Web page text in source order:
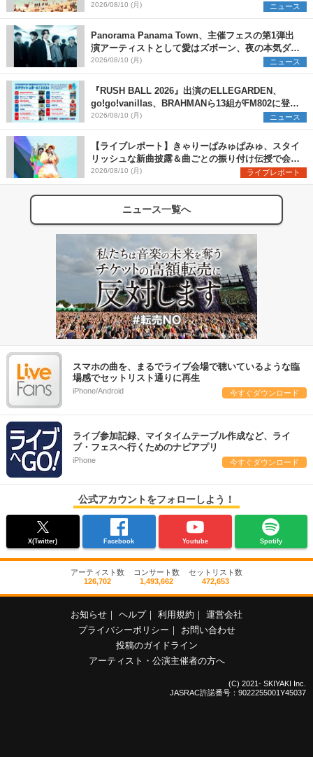
2026/08/10 (月) ニュース
Panorama Panama Town、主催フェスの第1弾出
演アーティストとして愛はズボーン、夜の本気ダン
スらを発表 「plus∈you」のMVも公開に
2026/08/10 (月) ニュース
『RUSH BALL 2026』出演のELLEGARDEN、
go!go!vanillas、BRAHMANら13組がFM802に登
場、他出演アーティストの“渾身の1曲”をセレクト
2026/08/10 (月) ニュース
【ライブレポート】きゃりーぱみゅぱみゅ、スタイ
リッシュな新曲披露＆曲ごとの振り付け伝授で会場
を盛り上げまくる！＜LuckyFes’26＞
2026/08/10 (月) ライブレポート
ニュース一覧へ
スマホの曲を、まるでライブ会場で聴いているような臨
場感でセットリスト通りに再生
iPhone/Android 今すぐダウンロード
ライブ参加記録、マイタイムテーブル作成など、ライ
ブ・フェスへ行くためのナビアプリ
iPhone 今すぐダウンロード
公式アカウントをフォローしよう！
X(Twitter) Facebook Youtube Spotify
アーティスト数
126,702
コンサート数
1,493,662
セットリスト数
472,653
お知らせ ヘルプ 利用規約
運営会社
プライバシーポリシー
お問い合わせ
投稿のガイドライン
アーティスト・公演主催者の方へ
(C) 2021- SKIYAKI Inc.
JASRAC許諾番号：9022255001Y45037